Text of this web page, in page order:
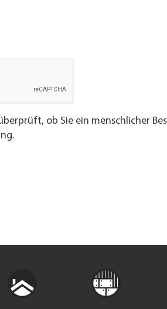
ob Sie ein menschlicher